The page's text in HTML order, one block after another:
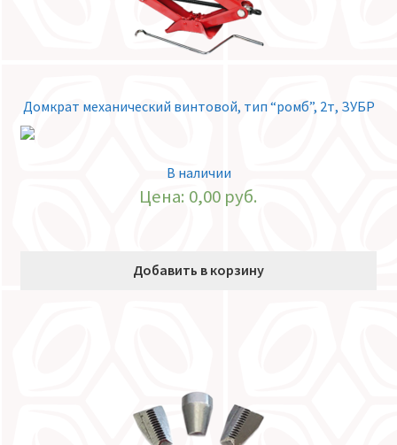
Домкрат механический винтовой, тип “ромб”, 2т, ЗУБР
В наличии
Цена: 0,00 руб.
Добавить в корзину